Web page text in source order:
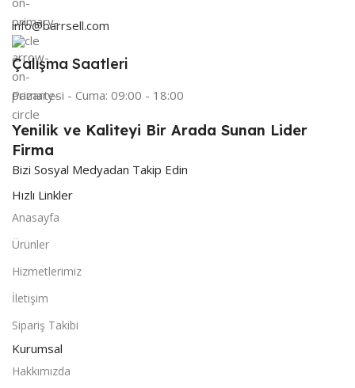
info@barrsell.com
Çalışma Saatleri
Pazartesi - Cuma: 09:00 - 18:00
Yenilik ve Kaliteyi Bir Arada Sunan Lider
Firma
Bizi Sosyal Medyadan Takip Edin
Hızlı Linkler
Anasayfa
Ürünler
Hizmetlerimiz
İletişim
Sipariş Takibi
Kurumsal
Hakkımızda